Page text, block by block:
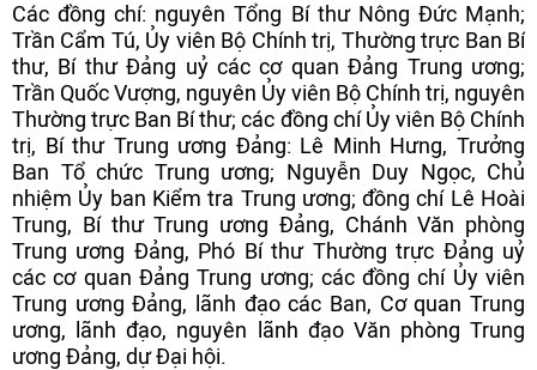
Các đồng chí: nguyên Tổng Bí thư Nông Đức Mạnh;
Trần Cẩm Tú, Ủy viên Bộ Chính trị, Thường trực Ban Bí
thư, Bí thư Đảng uỷ các cơ quan Đảng Trung ương;
Trần Quốc Vượng, nguyên Ủy viên Bộ Chính trị, nguyên
Thường trực Ban Bí thư; các đồng chí Ủy viên Bộ Chính
trị, Bí thư Trung ương Đảng: Lê Minh Hưng, Trưởng
Ban Tổ chức Trung ương; Nguyễn Duy Ngọc, Chủ
nhiệm Ủy ban Kiểm tra Trung ương; đồng chí Lê Hoài
Trung, Bí thư Trung ương Đảng, Chánh Văn phòng
Trung ương Đảng, Phó Bí thư Thường trực Đảng uỷ
các cơ quan Đảng Trung ương; các đồng chí Ủy viên
Trung ương Đảng, lãnh đạo các Ban, Cơ quan Trung
ương, lãnh đạo, nguyên lãnh đạo Văn phòng Trung
ương Đảng, dự Đại hội.